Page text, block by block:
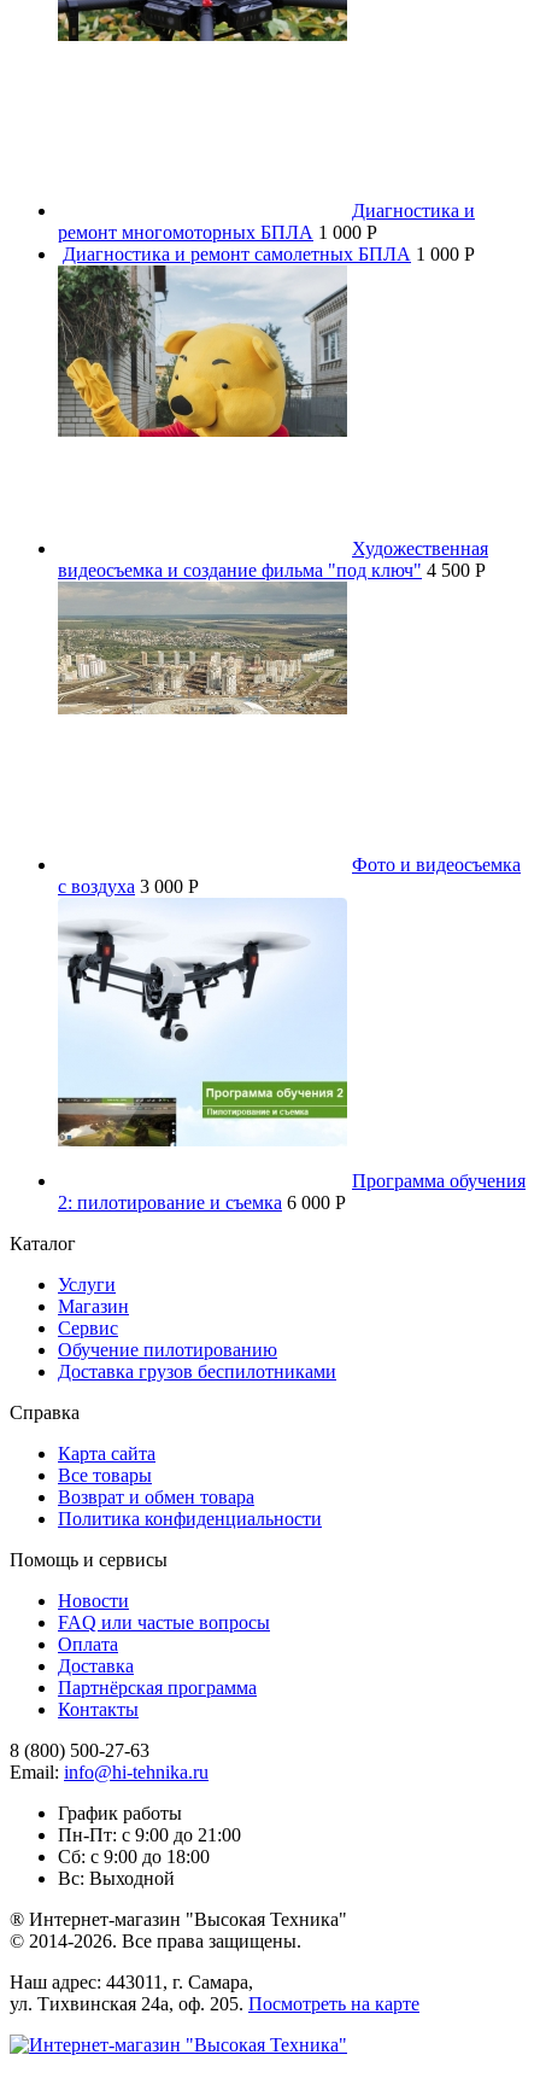
Диагностика и
ремонт многомоторных БПЛА 1 000 P
Диагностика и ремонт самолетных БПЛА 1 000 P
Художественная
видеосъемка и создание фильма "под ключ" 4 500 P
Фото и видеосъемка
с воздуха 3 000 P
Программа обучения
2: пилотирование и съемка 6 000 P
Каталог
Услуги
Магазин
Сервис
Обучение пилотированию
Доставка грузов беспилотниками
Справка
Карта сайта
Все товары
Возврат и обмен товара
Политика конфиденциальности
Помощь и сервисы
Новости
FAQ или частые вопросы
Оплата
Доставка
Партнёрская программа
Контакты
8 (800) 500-27-63
Email: info@hi-tehnika.ru
График работы
Пн-Пт: с 9:00 до 21:00
Сб: с 9:00 до 18:00
Вс: Выходной
® Интернет-магазин "Высокая Техника"
© 2014-2026. Все права защищены.
Наш адрес: 443011, г. Самара,
ул. Тихвинская 24а, оф. 205. Посмотреть на карте